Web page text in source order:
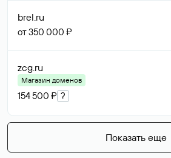
brel.ru
от 350 000 ₽
zcg.ru
Магазин доменов
154 500 ₽ ?
Показать еще